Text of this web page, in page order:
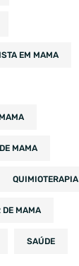
EM MAMA
MAMA
QUIMIOTERAPIA
DE MAMA
SAÚDE